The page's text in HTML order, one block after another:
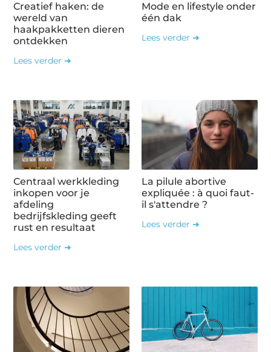
Creatief haken: de
wereld van
haakpakketten dieren
ontdekken
Lees verder ➜
Mode en lifestyle onder
één dak
Lees verder ➜
Centraal werkkleding
inkopen voor je
afdeling
bedrijfskleding geeft
rust en resultaat
Lees verder ➜
La pilule abortive
expliquée : à quoi faut-
il s'attendre ?
Lees verder ➜